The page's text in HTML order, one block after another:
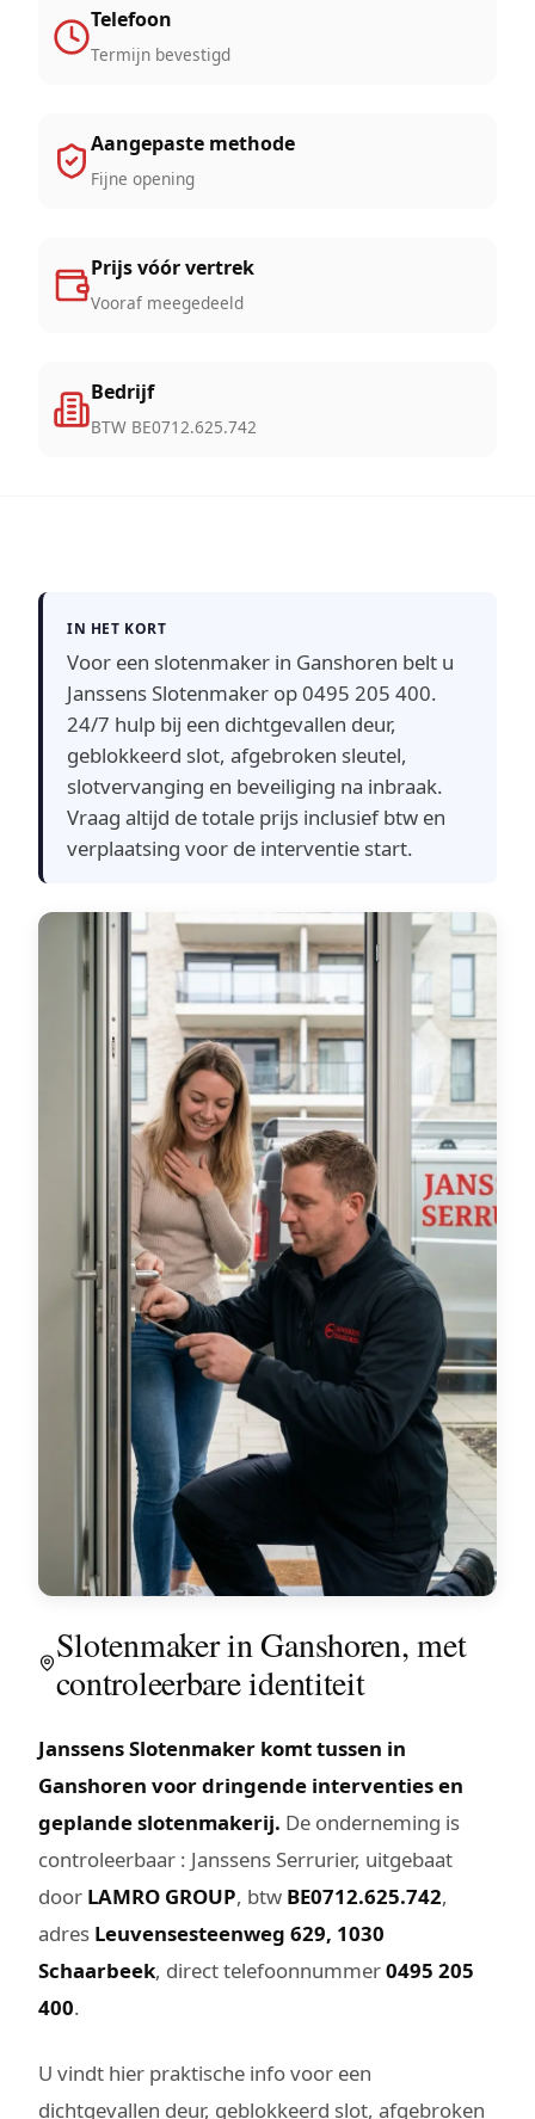
Telefoon
Termijn bevestigd
Aangepaste methode
Fijne opening
Prijs vóór vertrek
Vooraf meegedeeld
Bedrijf
BTW BE0712.625.742
IN HET KORT
Voor een slotenmaker in Ganshoren belt u
Janssens Slotenmaker op 0495 205 400.
24/7 hulp bij een dichtgevallen deur,
geblokkeerd slot, afgebroken sleutel,
slotvervanging en beveiliging na inbraak.
Vraag altijd de totale prijs inclusief btw en
verplaatsing voor de interventie start.
Slotenmaker in Ganshoren, met
controleerbare identiteit
Janssens Slotenmaker komt tussen in
Ganshoren voor dringende interventies en
geplande slotenmakerij. De onderneming is
controleerbaar : Janssens Serrurier, uitgebaat
door LAMRO GROUP, btw BE0712.625.742,
adres Leuvensesteenweg 629, 1030
Schaarbeek, direct telefoonnummer0495 205
400.
U vindt hier praktische info voor een
dichtgevallen deur, geblokkeerd slot, afgebroken